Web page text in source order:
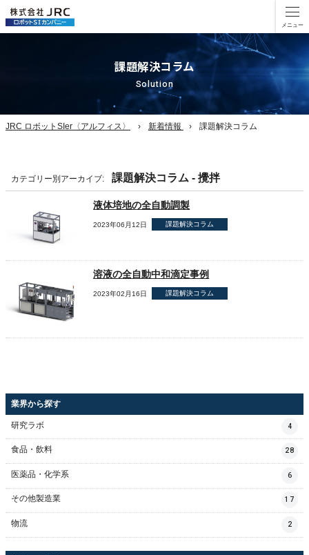
課題解決コラム
Solution
JRC ロボットSIer〈アルフィス〉 新着情報 課題解決コラム
カテゴリー別アーカイブ: 課題解決コラム - 攪拌
液体培地の全自動調製
2023年06月12日 課題解決コラム
溶液の全自動中和滴定事例
2023年02月16日 課題解決コラム
業界から探す
研究ラボ 4
食品・飲料 28
医薬品・化学系 6
その他製造業 17
物流 2